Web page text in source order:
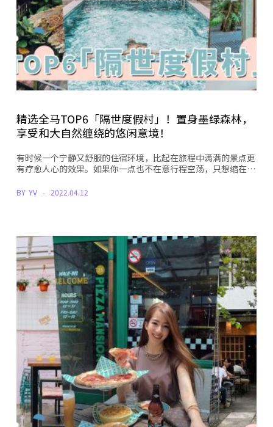
精选全马TOP6「隔世度假村」！置身墨绿森林，
享受和大自然缠绕的悠闲意境！
有时候一个宁静又舒服的住宿环境，比起在旅程中满满的景点更
有疗愈人心的效果。如果你一点也不在意行程空荡，只想缩在…
BY YV 2022.04.12